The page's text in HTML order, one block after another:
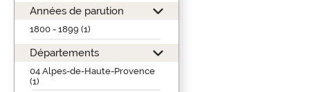
Années de parution
1800 - 1899 (1)
Départements
04 Alpes-de-Haute-Provence
(1)